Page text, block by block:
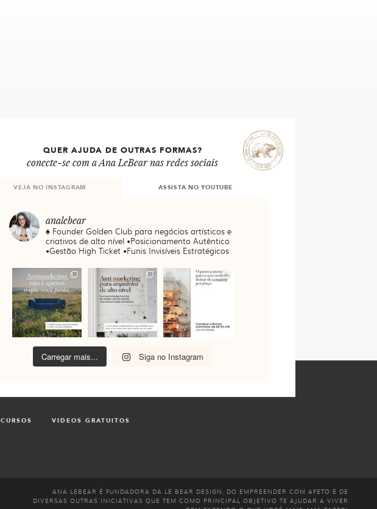
QUER AJUDA DE OUTRAS FORMAS?
conecte-se com a Ana LeBear nas redes sociais
VEJA NO INSTAGRAM ASSISTA NO YOUTUBE
analebear
♠️ Founder Golden Club para negócios artísticos e
criativos de alto nível•Posicionamento Autêntico
•Gestão High Ticket •Funis Invisíveis Estratégicos
Carregar mais... Siga no Instagram
CURSOS VIDEOS GRATUITOS
ANA LEBEAR É FUNDADORA DA LE BEAR DESIGN, DO EMPREENDER COM AFETO E DE
DIVERSAS OUTRAS INICIATIVAS QUE TEM COMO PRINCIPAL OBJETIVO TE AJUDAR A VIVER